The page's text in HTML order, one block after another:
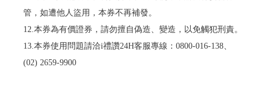
管，如遭他人盜用，本券不再補發。
12.本券為有價證券，請勿擅自偽造、變造，以免觸犯刑責。
13.本券使用問題請洽i禮讚24H客服專線：0800-016-138、
(02) 2659-9900